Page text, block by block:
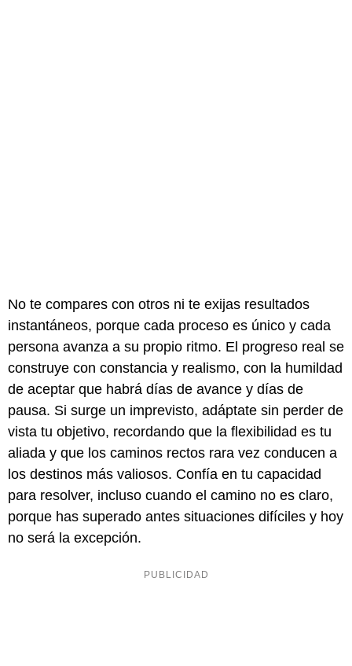
No te compares con otros ni te exijas resultados
instantáneos, porque cada proceso es único y cada
persona avanza a su propio ritmo. El progreso real se
construye con constancia y realismo, con la humildad
de aceptar que habrá días de avance y días de
pausa. Si surge un imprevisto, adáptate sin perder de
vista tu objetivo, recordando que la flexibilidad es tu
aliada y que los caminos rectos rara vez conducen a
los destinos más valiosos. Confía en tu capacidad
para resolver, incluso cuando el camino no es claro,
porque has superado antes situaciones difíciles y hoy
no será la excepción.